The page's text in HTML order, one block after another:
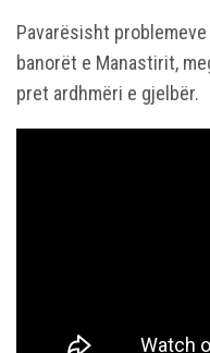
Pavarësisht
banorët e Manastirit,
pret ardhmëri e gjelbër.